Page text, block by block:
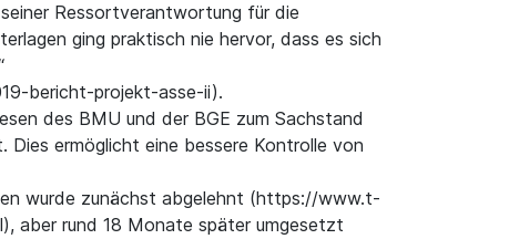
Ressortverantwortung für die
ging praktisch nie hervor, dass es sich
bericht-projekt-asse-ii).
des BMU und der BGE zum Sachstand
ermöglicht eine bessere Kontrolle von
wurde zunächst abgelehnt (https://www.t-
aber rund 18 Monate später umgesetzt